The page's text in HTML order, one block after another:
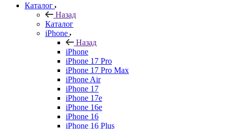
Каталог
Назад
Каталог
iPhone
Назад
iPhone
iPhone 17 Pro
iPhone 17 Pro Max
iPhone Air
iPhone 17
iPhone 17e
iPhone 16e
iPhone 16
iPhone 16 Plus